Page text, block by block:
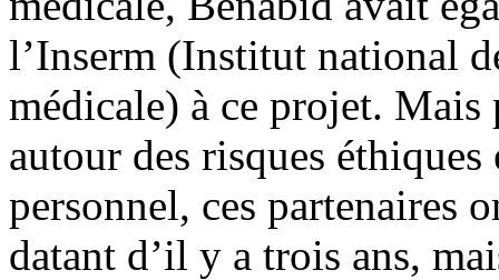
l’Inserm (Institut national
médicale) à ce projet. Mais
autour des risques
personnel, ces partenaires
datant d’il y a trois ans,